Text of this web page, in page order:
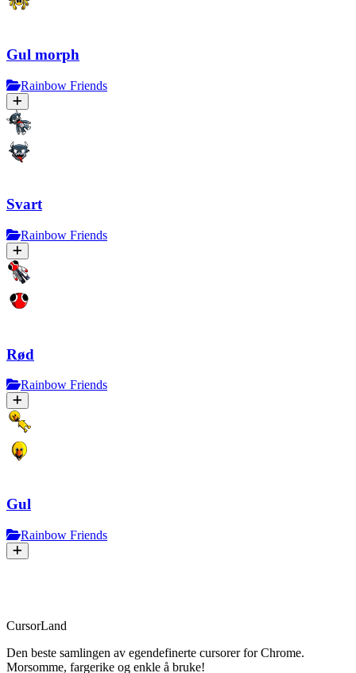
Gul morph
Rainbow Friends
Svart
Rainbow Friends
Rød
Rainbow Friends
Gul
Rainbow Friends
CursorLand
Den beste samlingen av egendefinerte cursorer for Chrome.
Morsomme, fargerike og enkle å bruke!